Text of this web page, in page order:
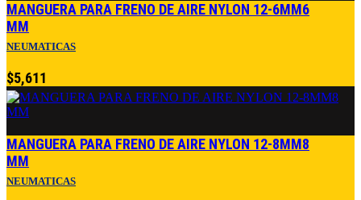
MANGUERA PARA FRENO DE AIRE NYLON 12-6MM6
MM
NEUMATICAS
$5,611
MANGUERA PARA FRENO DE AIRE NYLON 12-8MM8
MM
NEUMATICAS